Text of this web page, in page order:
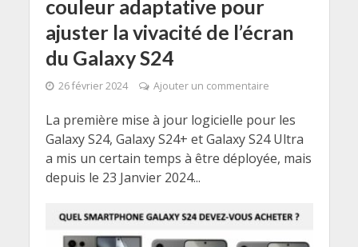
couleur adaptative pour
ajuster la vivacité de l’écran
du Galaxy S24
26 février 2024 Ajouter un commentaire
La première mise à jour logicielle pour les
Galaxy S24, Galaxy S24+ et Galaxy S24 Ultra
a mis un certain temps à être déployée, mais
depuis le 23 Janvier 2024...